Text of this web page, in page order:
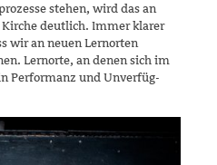
stehen, wird das an
Kirche deutlich. Immer klarer
wir an neuen Lernorten
Lernorte, an denen sich im
Performanz und Unver­füg­